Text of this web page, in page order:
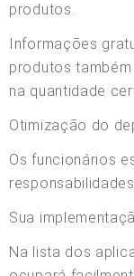
produtos.
Informações
produtos
na quantidade
Otimização do
Os funcionários
Sua
Na lista dos